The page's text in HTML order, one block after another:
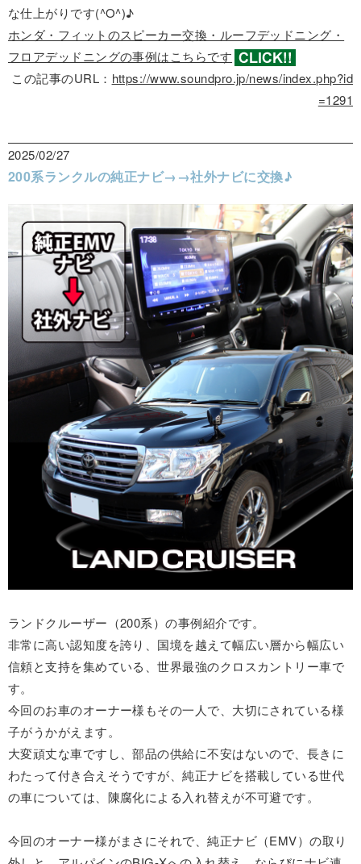
な仕上がりです(^O^)♪
ホンダ・フィットのスピーカー交換・ルーフデッドニング・
フロアデッドニングの事例はこちらです
この記事のURL： https://www.soundpro.jp/news/index.php?id
=1291
2025/02/27
200系ランクルの純正ナビ→→社外ナビに交換♪
ランドクルーザー（200系）の事例紹介です。
非常に高い認知度を誇り、国境を越えて幅広い層から幅広い
信頼と支持を集めている、世界最強のクロスカントリー車で
す。
今回のお車のオーナー様もその一人で、大切にされている様
子がうかがえます。
大変頑丈な車ですし、部品の供給に不安はないので、長きに
わたって付き合えそうですが、純正ナビを搭載している世代
の車については、陳腐化による入れ替えが不可避です。
今回のオーナー様がまさにそれで、純正ナビ（EMV）の取り